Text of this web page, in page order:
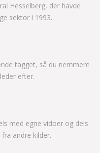
Hesselberg, der havde
sektor i 1993.
tagget, så du nemmere
efter.
med egne vidoer og dels
andre kilder.